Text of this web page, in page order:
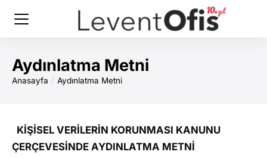
Aydınlatma Metni
You are here:
Anasayfa Aydınlatma Metni
KİŞİSEL VERİLERİN KORUNMASI KANUNU
ÇERÇEVESİNDE AYDINLATMA METNİ